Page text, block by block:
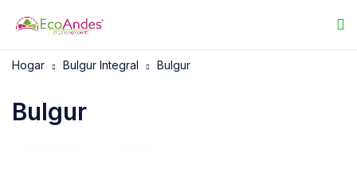
Hogar Bulgur Integral Bulgur
Bulgur